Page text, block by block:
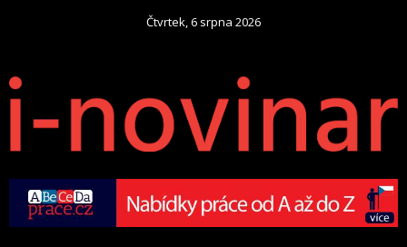
Čtvrtek, 6 srpna 2026